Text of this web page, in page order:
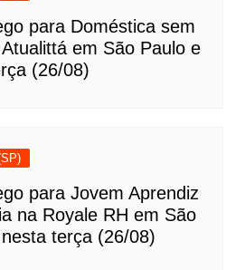
para Doméstica sem
em São Paulo e
(26/08)
para Jovem Aprendiz
na Royale RH em São
terça (26/08)